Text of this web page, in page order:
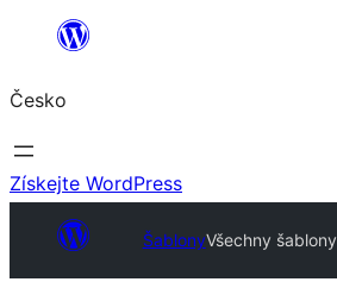
Přeskočit
obsah
Česko
Získejte WordPress
ŠablonyVšechny šablony